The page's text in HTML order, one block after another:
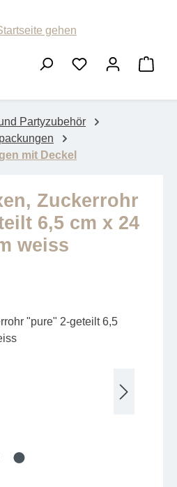
Partyzubehör
mit Deckel
Zuckerrohr
6,5 cm x 24
weiss